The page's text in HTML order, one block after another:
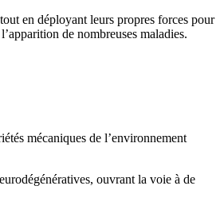
en déployant leurs propres forces pour
de nombreuses maladies.
mécaniques de l’environnement
ouvrant la voie à de